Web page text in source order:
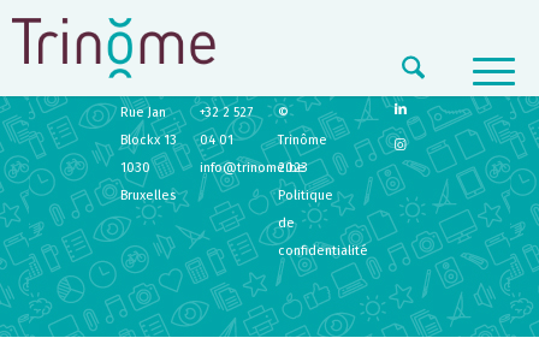
TRINÔME
Rue Jan
Blockx 13
1030
Bruxelles
+32 2 527
04 01
info@trinome.be
©
Trinôme
2023
Politique
de
confidentialité